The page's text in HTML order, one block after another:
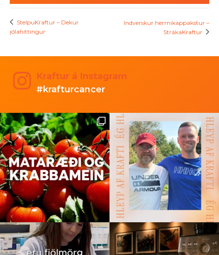
StelpuKraftur – Dekur
jólahittingur
Indverskur hermikappakstur –
StrákaKraftur
Kraftur á Instagram
#krafturcancer